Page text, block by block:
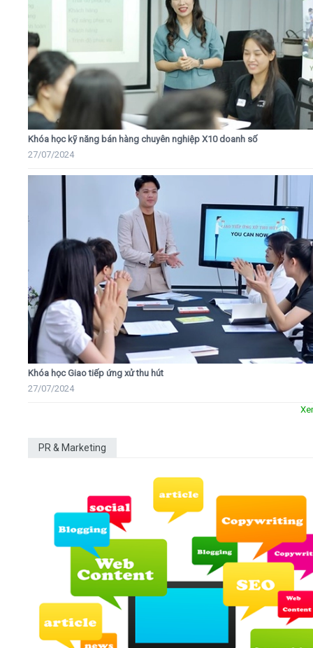
Khóa học kỹ năng bán hàng chuyên nghiệp X10 doanh số
27/07/2024
Khóa học Giao tiếp ứng xử thu hút
27/07/2024
PR & Marketing